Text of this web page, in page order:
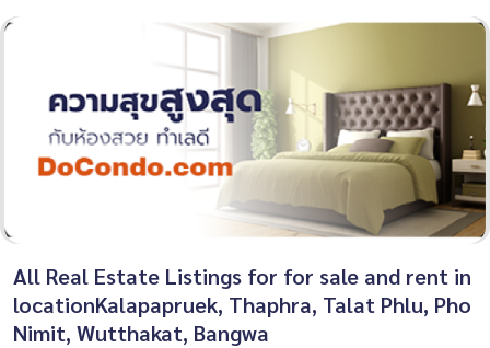
All Real Estate Listings for for sale and rent in
locationKalapapruek, Thaphra, Talat Phlu, Pho
Nimit, Wutthakat, Bangwa